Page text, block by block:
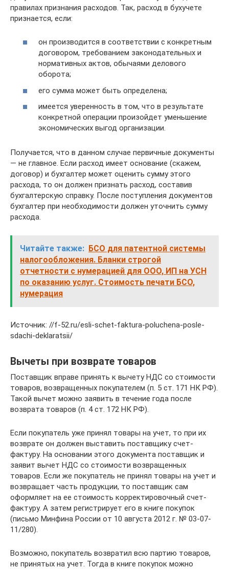
правилах признания расходов. Так, расход в бухучете
признается, если:
он производится в соответствии с конкретным
договором, требованием законодательных и
нормативных актов, обычаями делового
оборота;
его сумма может быть определена;
имеется уверенность в том, что в результате
конкретной операции произойдет уменьшение
экономических выгод организации.
Получается, что в данном случае первичные документы
— не главное. Если расход имеет основание (скажем,
договор) и бухгалтер может оценить сумму этого
расхода, то он должен признать расход, составив
бухгалтерскую справку. После поступления документов
бухгалтер при необходимости должен уточнить сумму
расхода.
Читайте также: БСО для патентной системы
налогообложения. Бланки строгой
отчетности с нумерацией для ООО, ИП на УСН
по оказанию услуг. Стоимость печати БСО,
нумерация
Источник: //f-52.ru/esli-schet-faktura-poluchena-posle-
sdachi-deklaratsii/
Вычеты при возврате товаров
Поставщик вправе принять к вычету НДС со стоимости
товаров, возвращенных покупателем (п. 5 ст. 171 НК РФ).
Такой вычет можно заявить в течение года после
возврата товаров (п. 4 ст. 172 НК РФ).
Если покупатель уже принял товары на учет, то при их
возврате он должен выставить поставщику счет-
фактуру. На основании этого документа поставщик и
заявит вычет НДС со стоимости возвращенных
товаров. Если же покупатель не принял товары на учет и
возвращает часть продукции, то поставщик сам
оформляет на ее стоимость корректировочный счет-
фактуру. А затем регистрирует его в книге покупок
(письмо Минфина России от 10 августа 2012 г. № 03-07-
11/280).
Возможно, покупатель возвратил всю партию товаров,
не принятых на учет. Тогда в книге покупок можно